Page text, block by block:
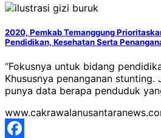
2020, Pemkab Temanggung
Pendidikan, Kesehatan Serta
“Fokusnya untuk bidang
Khususnya penanganan
punya data berapa penduduk